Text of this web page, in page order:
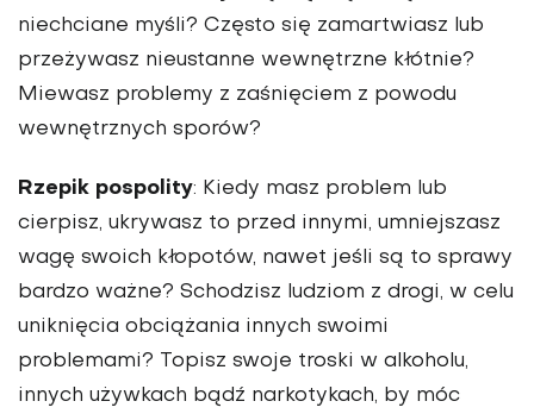
niechciane myśli? Często się zamartwiasz lub
przeżywasz nieustanne wewnętrzne kłótnie?
Miewasz problemy z zaśnięciem z powodu
wewnętrznych sporów?
Rzepik pospolity: Kiedy masz problem lub
cierpisz, ukrywasz to przed innymi, umniejszasz
wagę swoich kłopotów, nawet jeśli są to sprawy
bardzo ważne? Schodzisz ludziom z drogi, w celu
uniknięcia obciążania innych swoimi
problemami? Topisz swoje troski w alkoholu,
innych używkach bądź narkotykach, by móc